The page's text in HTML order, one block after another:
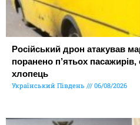
Російський дрон атакував
поранено п’ятьох
хлопець
Український Південь 06/08/2026